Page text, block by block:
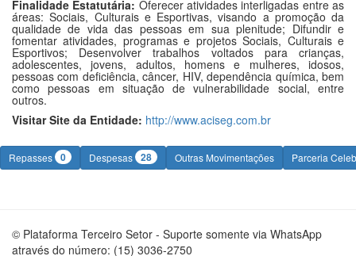
Finalidade Estatutária: Oferecer atividades interligadas entre as
áreas: Sociais, Culturais e Esportivas, visando a promoção da
qualidade de vida das pessoas em sua plenitude; Difundir e
fomentar atividades, programas e projetos Sociais, Culturais e
Esportivos; Desenvolver trabalhos voltados para crianças,
adolescentes, jovens, adultos, homens e mulheres, idosos,
pessoas com deficiência, câncer, HIV, dependência química, bem
como pessoas em situação de vulnerabilidade social, entre
outros.
Visitar Site da Entidade: http://www.aciseg.com.br
Repasses 0 Despesas 28 Outras Movimentações Parceria
© Plataforma Terceiro Setor - Suporte somente via WhatsApp
através do número: (15) 3036-2750